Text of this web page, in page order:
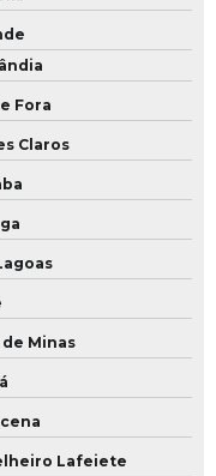
Fora
Claros
Minas
Lafeiete